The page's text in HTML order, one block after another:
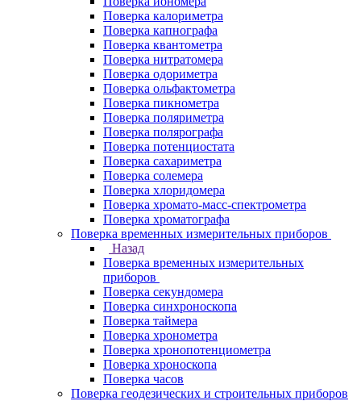
Поверка калориметра
Поверка капнографа
Поверка квантометра
Поверка нитратомера
Поверка одориметра
Поверка ольфактометра
Поверка пикнометра
Поверка поляриметра
Поверка полярографа
Поверка потенциостата
Поверка сахариметра
Поверка солемера
Поверка хлоридомера
Поверка хромато-масс-спектрометра
Поверка хроматографа
Поверка временных измерительных приборов
Назад
Поверка временных измерительных
приборов
Поверка секундомера
Поверка синхроноскопа
Поверка таймера
Поверка хронометра
Поверка хронопотенциометра
Поверка хроноскопа
Поверка часов
Поверка геодезических и строительных приборов